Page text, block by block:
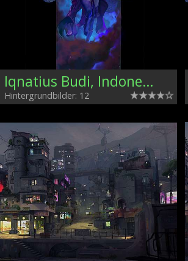
Iqnatius Budi, Indonesia
Hintergrundbilder: 12